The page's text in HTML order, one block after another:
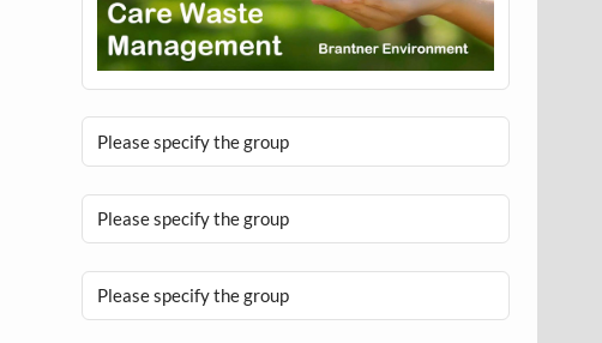
Please specify the group
Please specify the group
Please specify the group